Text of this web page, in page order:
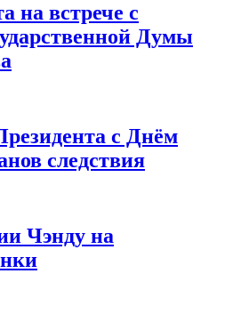
на встрече с
Думы
с Днём
следствия
Чэнду на